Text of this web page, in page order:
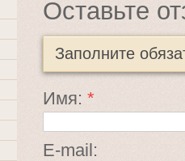
Оставьте
Заполните
Имя: *
E-mail: